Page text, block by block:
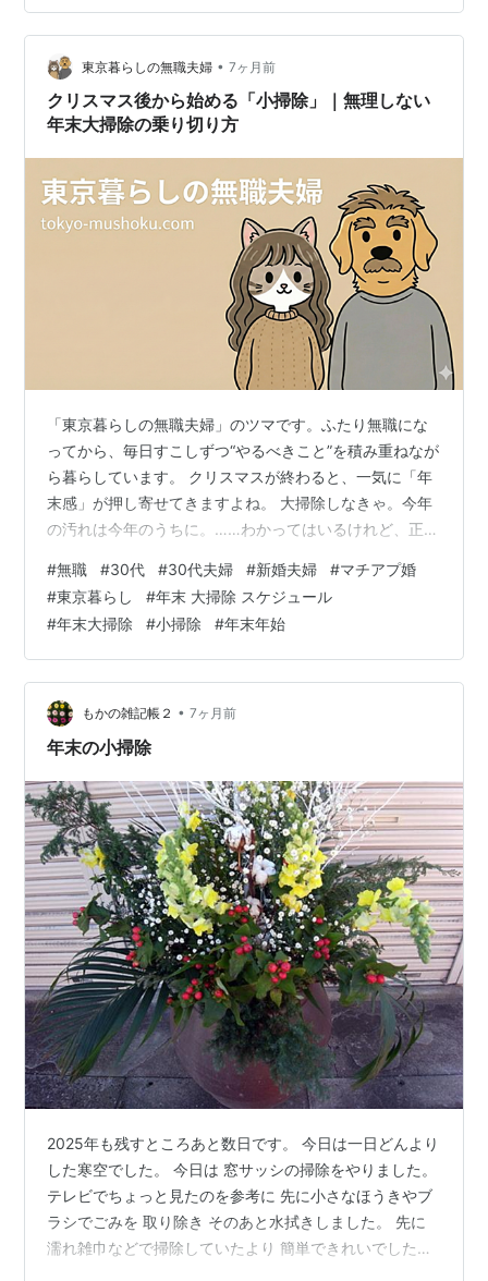
７日の朝食と２回に分けて作りました。
numenor.hatenadiary.jp↑にも書いたけど、１月７日ま
で いわゆる『クリスマスの行事』と言うのは世界各地で
あるのだと知った時には、嬉しくなって｛ああ、今日も
世界にはクリスマスをお祝いしてい…
東京暮らしの無職夫婦 • 7ヶ月前
クリスマス後から始める「小掃除」｜無理しない
年末大掃除の乗り切り方
「東京暮らしの無職夫婦」のツマです。ふたり無職にな
ってから、毎日すこしずつ“やるべきこと”を積み重ねなが
ら暮らしています。 クリスマスが終わると、一気に「年
末感」が押し寄せてきますよね。 大掃除しなきゃ。今年
の汚れは今年のうちに。……わかってはいるけれど、正直
一日で家じゅうをピカピカにする気力はありません。無
職に限らず、わたしツマは毎年「大掃除」ならぬ「小掃
除」をすることにしています。今日はそんな無職夫婦流
の「小掃除」についてまとめてみたいと思います。 大掃
除をやめた理由 まず前提として、わたしは完璧な大掃除
を目指していません。毎日ちょっとず…
#無職 #30代 #30代夫婦 #新婚夫婦 #マチアプ婚
#東京暮らし #年末 大掃除 スケジュール
#年末大掃除 #小掃除 #年末年始
もかの雑記帳２ • 7ヶ月前
年末の小掃除
2025年も残すところあと数日です。 今日は一日どんより
した寒空でした。 今日は 窓サッシの掃除をやりました。
テレビでちょっと見たのを参考に 先に小さなほうきやブ
ラシでごみを 取り除き そのあと水拭きしました。 先に
濡れ雑巾などで掃除していたより 簡単できれいでした。